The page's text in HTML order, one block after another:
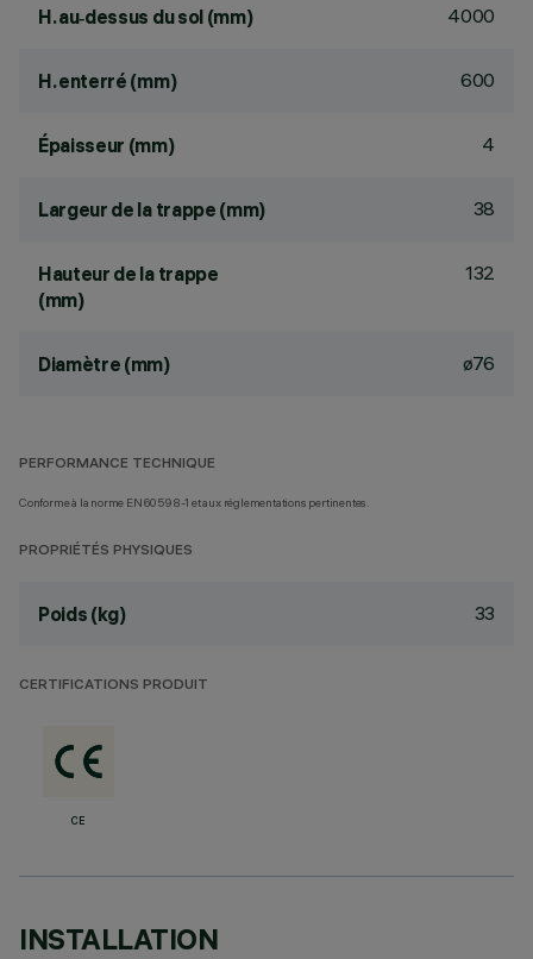
H. au‑dessus du sol (mm) 4000
H. enterré (mm) 600
Épaisseur (mm) 4
Largeur de la trappe (mm) 38
Hauteur de la trappe
(mm)
132
Diamètre (mm) ø76
PERFORMANCE TECHNIQUE
Conforme à la norme EN60598-1 et aux réglementations pertinentes.
PROPRIÉTÉS PHYSIQUES
Poids (kg) 33
CERTIFICATIONS PRODUIT
CE
INSTALLATION